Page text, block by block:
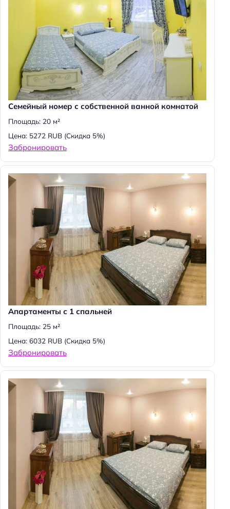
Cемейный номер с собственной ванной комнатой
Площадь: 20 м²
Цена: 5272 RUB (Скидка 5%)
Забронировать
Апартаменты с 1 спальней
Площадь: 25 м²
Цена: 6032 RUB (Скидка 5%)
Забронировать
й